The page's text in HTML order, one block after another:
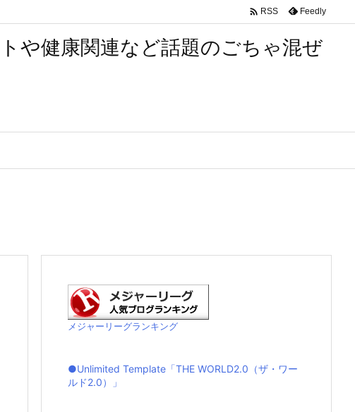
や健康関連など話題のごちゃ混ぜ
 RSS Feedly
メジャーリーグランキング
●Unlimited Template「THE WORLD2.0（ザ・ワー
ルド2.0）」